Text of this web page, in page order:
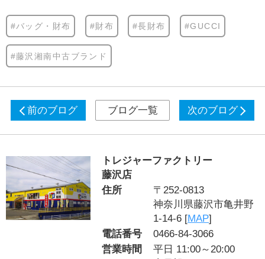
#バッグ・財布 #財布 #長財布 #GUCCI
#藤沢湘南中古ブランド
前のブログ ブログ一覧 次のブログ
トレジャーファクトリー
藤沢店
住所
〒252-0813
神奈川県藤沢市亀井野
1-14-6 [MAP]
電話番号
0466-84-3066
営業時間
平日 11:00～20:00